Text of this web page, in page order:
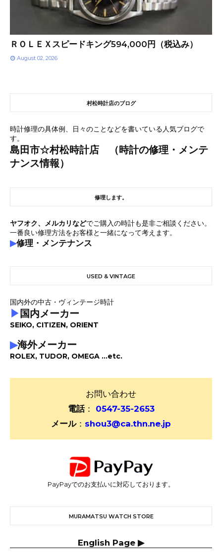
ＲＯＬＥＸスピードキング594,000円（税込み）
August 02, 2026
村松時計店のブログ
時計修理の具体例、日々のことなどを書いている人気ブログで
す。
島田市☆村松時計店 （時計の修理・メンテ
ナンス情報）
修理します。
ヤフオク、メルカリなどでご購入の時計も是非ご相談ください。
一番良い修理方法をお客様と一緒になって考えます。
▶修理・メンテナンス
USED & VINTAGE
国内外の中古・ヴィンテージ時計
▶ 国内メーカー
SEIKO, CITIZEN, ORIENT
▶海外メーカー
ROLEX, TUDOR, OMEGA ...etc.
お問い合わせ
電話：
0547-35-2653
メール： shou3@ca.thn.ne.jp
PayPayでのお支払いに対応しております。
MURAMATSU WATCH STORE
English Page ▶